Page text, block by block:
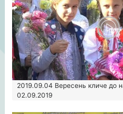
2019.09.04 Вересень кличе до
02.09.2019